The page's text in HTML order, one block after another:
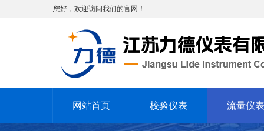
您好，欢迎访问我们的官网！
网站首页 校验仪表 流量仪表